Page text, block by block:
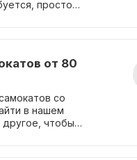
просто
от 80
со
в нашем
другое, чтобы